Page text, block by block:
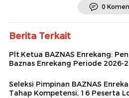
0
Berita Terkait
Plt.Ketua BAZNAS Enrekang:
Baznas Enrekang Periode 2026-
Seleksi Pimpinan BAZNAS
Tahap Kompetensi, 16 Peserta